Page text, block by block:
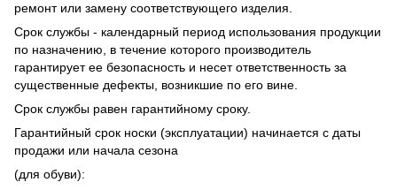
ремонт или замену соответствующего изделия.
Срок службы - календарный период использования продукции
по назначению, в течение которого производитель
гарантирует ее безопасность и несет ответственность за
существенные дефекты, возникшие по его вине.
Срок службы равен гарантийному сроку.
Гарантийный срок носки (эксплуатации) начинается с даты
продажи или начала сезона
(для обуви):